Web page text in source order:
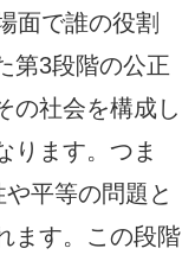
面で誰の役割
第3段階の公正
の社会を構成し
ります。つま
平等の問題と
ます。この段階